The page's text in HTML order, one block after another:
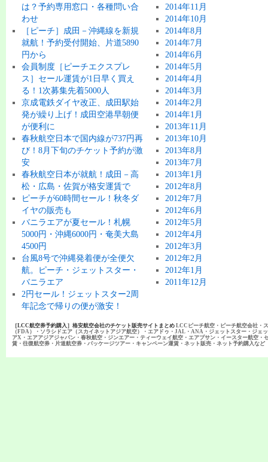
は？予約専用窓口・各種問い合
わせ
［ピーチ］成田－沖縄線を新規
就航！予約受付開始、片道5890
円から
会員制度［ピーチエクスプレ
ス］セール運賃が1日早く買え
る！1次募集先着5000人
京成電鉄ダイヤ改正、成田駅始
発が繰り上げ！成田空港早朝便
が便利に
春秋航空日本で国内線が737円再
び！8月下旬のチケット予約が激
安
春秋航空日本が就航！成田－高
松・広島・佐賀が格安運賃で
ピーチが60時間セール！秋冬ダ
イヤの販売も
バニラエアが夏セール！札幌
5000円・沖縄6000円・奄美大島
4500円
台風8号で沖縄発着便が全便欠
航。ピーチ・ジェットスター・
バニラエア
2円セール！ジェットスター2周
年記念で帰りの便が激安！
2014年11月
2014年10月
2014年8月
2014年7月
2014年6月
2014年5月
2014年4月
2014年3月
2014年2月
2014年1月
2013年11月
2013年10月
2013年8月
2013年7月
2013年1月
2012年8月
2012年7月
2012年6月
2012年5月
2012年4月
2012年3月
2012年2月
2012年1月
2011年12月
［LCC航空券予約購入］格安航空会社のチケット販売サイトまとめ LCCピーチ航空・ピーチ航空会社・
（FDA）・ソラシドエア（スカイネットアジア航空）・エアドゥ・JAL・ANA・ジェットスター・ジェ
アX・エアアジアジャパン・春秋航空・ジンエアー・ティーウェイ航空・エアプサン・イースター航空
賃・往復航空券・片道航空券・パッケージツアー・キャンペーン運賃・ネット販売・ネット予約購入など